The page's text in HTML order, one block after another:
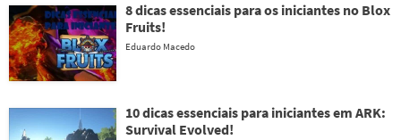
8 dicas essenciais para os iniciantes no Blox
Fruits!
Eduardo Macedo
10 dicas essenciais para iniciantes em ARK:
Survival Evolved!